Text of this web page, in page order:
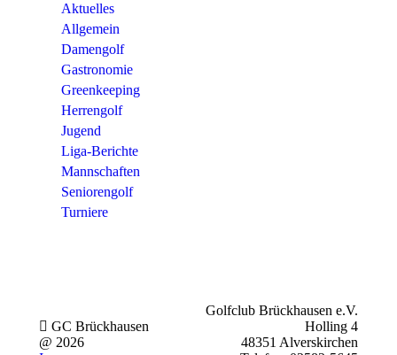
Aktuelles
Allgemein
Damengolf
Gastronomie
Greenkeeping
Herrengolf
Jugend
Liga-Berichte
Mannschaften
Seniorengolf
Turniere
GC Brückhausen
@ 2026
Golfclub Brückhausen e.V.
Holling 4
48351 Alverskirchen